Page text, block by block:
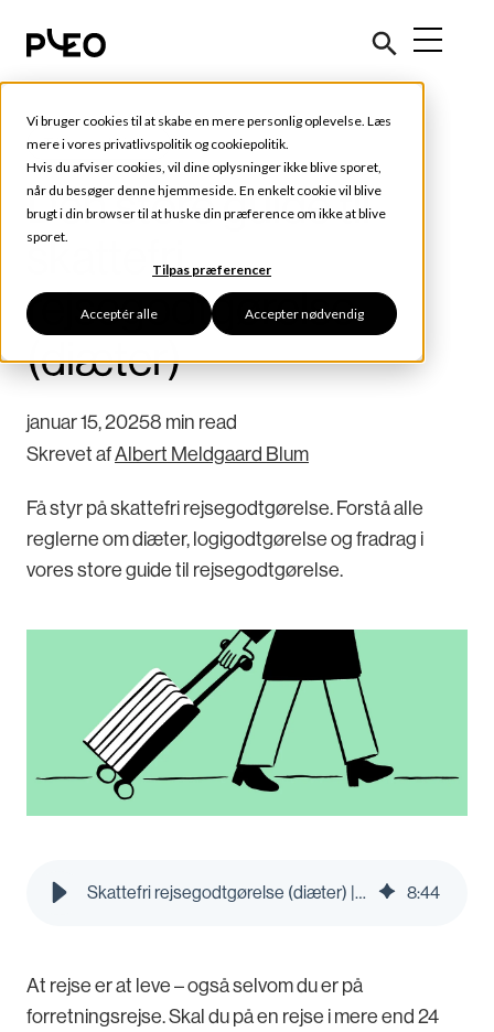
Vi bruger cookies til at skabe en mere personlig oplevelse. Læs
mere i vores privatlivspolitik og cookiepolitik.
Hvis du afviser cookies, vil dine oplysninger ikke blive sporet,
når du besøger denne hjemmeside. En enkelt cookie vil blive
brugt i din browser til at huske din præference om ikke at blive
sporet.
Tilpas præferencer
Acceptér alle Accepter nødvendig
Tips og tricks
Den store guide til
skattefri
rejsegodtgørelse
(diæter)
januar 15, 20258 min read
Skrevet afAlbert Meldgaard Blum
Få styr på skattefri rejsegodtgørelse. Forstå alle
reglerne om diæter, logigodtgørelse og fradrag i
vores store guide til rejsegodtgørelse.
Skattefri rejsegodtgørelse (diæter) | Den store guide | Pleo Blog 8:44
At rejse er at leve – også selvom du er på
forretningsrejse. Skal du på en rejse i mere end 24